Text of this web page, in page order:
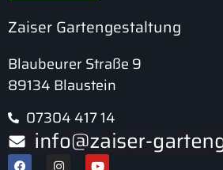
Zaiser Gartengestaltung
Blaubeurer Straße 9
89134 Blaustein
07304 417 14